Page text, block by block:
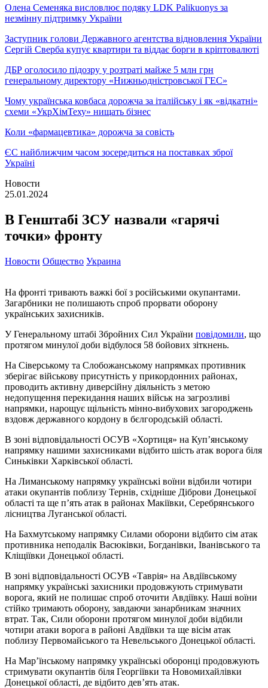
Олена Семеняка висловлює подяку LDK Palikuonys за
незмінну підтримку України
Заступник голови Державного агентства відновлення України
Сергій Сверба купує квартири та віддає борги в кріптовалюті
ДБР оголосило підозру у розтраті майже 5 млн грн
генеральному директору «Нижньодністровської ГЕС»
Чому українська ковбаса дорожча за італійську і як «відкатні»
схеми «УкрХімТеху» нищать бізнес
Коли «фармацевтика» дорожча за совість
ЄС найближчим часом зосередиться на поставках зброї
Україні
Новости
25.01.2024
В Генштабі ЗСУ назвали «гарячі
точки» фронту
Новости Общество Украина
На фронті тривають важкі бої з російськими окупантами.
Загарбники не полишають спроб прорвати оборону
українських захисників.
У Генеральному штабі Збройних Сил України повідомили, що
протягом минулої доби відбулося 58 бойових зіткнень.
На Сіверському та Слобожанському напрямках противник
зберігає військову присутність у прикордонних районах,
проводить активну диверсійну діяльність з метою
недопущення перекидання наших військ на загрозливі
напрямки, нарощує щільність мінно-вибухових загороджень
вздовж державного кордону в бєлгородській області.
В зоні відповідальності ОСУВ «Хортиця» на Куп’янському
напрямку нашими захисниками відбито шість атак ворога біля
Синьківки Харківської області.
На Лиманському напрямку українські воїни відбили чотири
атаки окупантів поблизу Тернів, східніше Діброви Донецької
області та ще п’ять атак в районах Макіївки, Серебрянського
лісництва Луганської області.
На Бахмутському напрямку Силами оборони відбито сім атак
противника неподалік Васюківки, Богданівки, Іванівського та
Кліщіївки Донецької області.
В зоні відповідальності ОСУВ «Таврія» на Авдіївському
напрямку українські захисники продовжують стримувати
ворога, який не полишає спроб оточити Авдіївку. Наші воїни
стійко тримають оборону, завдаючи занарбникам значних
втрат. Так, Сили оборони протягом минулої доби відбили
чотири атаки ворога в районі Авдіївки та ще вісім атак
поблизу Первомайського та Невельського Донецької області.
На Мар’їнському напрямку українські оборонці продовжують
стримувати окупантів біля Георгіївки та Новомихайлівки
Донецької області, де відбито дев’ять атак.